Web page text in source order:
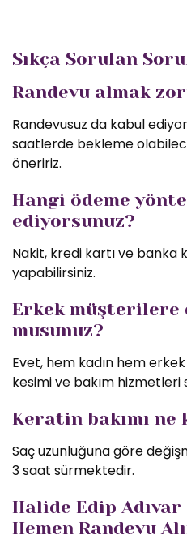
Sıkça Sorulan
Randevu almak
Randevusuz da kabul
saatlerde bekleme
öneririz.
Hangi ödeme
ediyorsunuz?
Nakit, kredi kartı ve banka
yapabilirsiniz.
Erkek müşterilere
musunuz?
Evet, hem kadın hem
kesimi ve bakım hizmetleri
Keratin bakımı
Saç uzunluğuna göre
3 saat sürmektedir.
Halide Edip
Hemen Randevu